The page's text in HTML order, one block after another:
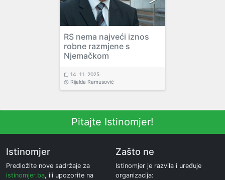
RS nema najveći iznos
robne razmjene s
Njemačkom
14. 11. 2025
Rijalda Ramusović
Pitajte Istinomjer!
Istinomjer
Predložite nove sadržaje za
istinomjer.ba, ili upozorite na
Zašto ne
Istinomjer je razvila i uređuje
organizacija: